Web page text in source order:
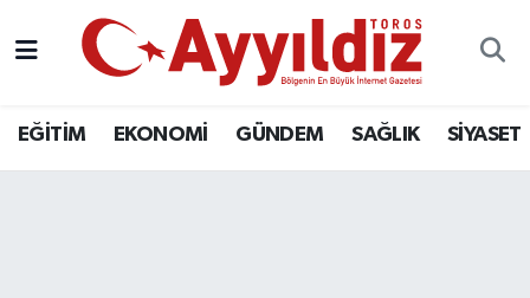
EĞİTİM EKONOMİ GÜNDEM SAĞLIK SİYASET